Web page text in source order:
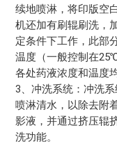
续地喷淋，将印版空
机还加有刷辊刷洗，
定条件下工作，此部
温度（一般控制在
各处药液浓度和温度
3、冲洗系统：冲洗
喷淋清水，以除去附
影液，并通过挤压辊
洗功能。